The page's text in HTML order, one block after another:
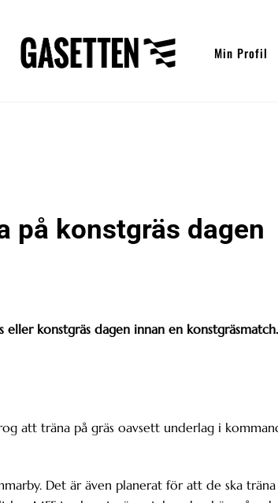
Min Profil
på konstgräs dagen
konstgräs dagen innan en konstgräsmatch.
att träna på gräs oavsett underlag i
Det är även planerat för att de ska träna